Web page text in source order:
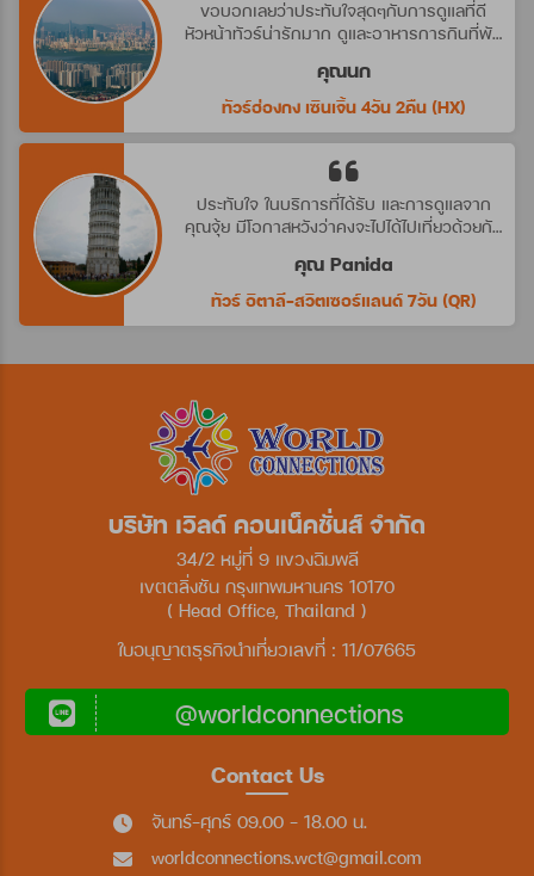
ขอบอกเลยว่าประทับใจสุดๆกับการดูแลที่ดี
หัวหน้าทัวร์น่ารักมาก ดูและอาหารการกินที่พัก
บริษัทนี้อีกค่ะ
คุณนก
ทัวร์ฮ่องกง เซินเจิ้น 4วัน 2คืน (HX)
ประทับใจ ในบริการที่ได้รับ และการดูแลจาก
คุณจุ้ย มีโอกาสหวังว่าคงจะไปได้ไปเที่ยวด้วยกัน
คุณ Panida
ทัวร์ อิตาลี-สวิตเซอร์แลนด์ 7วัน (QR)
บริษัท เวิลด์ คอนเน็คชั่นส์ จำกัด
34/2 หมู่ที่ 9 แขวงฉิมพลี
เขตตลิ่งชัน กรุงเทพมหานคร 10170
( Head Office, Thailand )
ใบอนุญาตธุรกิจนำเที่ยวเลขที่ : 11/07665
@worldconnections
Contact Us
จันทร์-ศุกร์ 09.00 - 18.00 น.
worldconnections.wct@gmail.com